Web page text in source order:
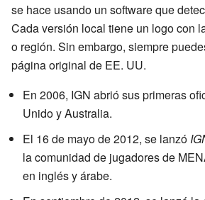
se hace usando un software que
Cada versión local tiene un logo con
o región. Sin embargo, siempre
página original de EE. UU.
En 2006, IGN abrió sus primeras
Unido y Australia.
El 16 de mayo de 2012, se lanzó
la comunidad de jugadores de
en inglés y árabe.